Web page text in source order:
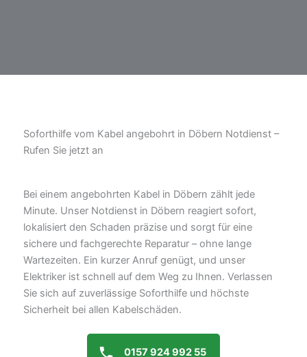
Soforthilfe vom Kabel angebohrt in Döbern Notdienst –
Rufen Sie jetzt an
Bei einem angebohrten Kabel in Döbern zählt jede
Minute. Unser Notdienst in Döbern reagiert sofort,
lokalisiert den Schaden präzise und sorgt für eine
sichere und fachgerechte Reparatur – ohne lange
Wartezeiten. Ein kurzer Anruf genügt, und unser
Elektriker ist schnell auf dem Weg zu Ihnen. Verlassen
Sie sich auf zuverlässige Soforthilfe und höchste
Sicherheit bei allen Kabelschäden.
0157 924 992 55